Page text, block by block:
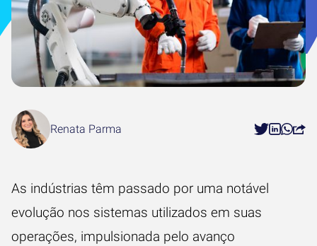
Renata Parma
As indústrias têm passado por uma notável
evolução nos sistemas utilizados em suas
operações, impulsionada pelo avanço